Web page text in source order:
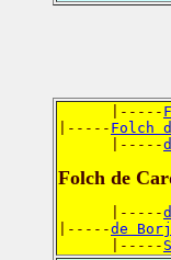
      |-----
|----- Folch
      |-----
Folch de
      |-----
|-----de
      |-----